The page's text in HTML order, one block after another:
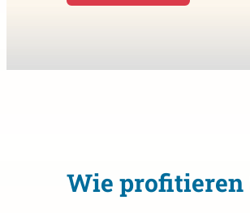
Wie profitieren